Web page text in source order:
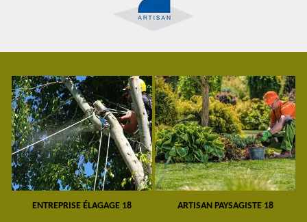
ENTREPRISE ÉLAGAGE 18 ARTISAN PAYSAGISTE 18